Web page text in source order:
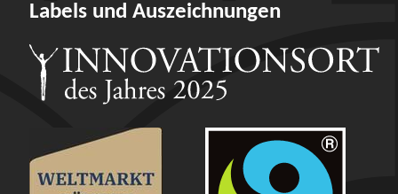
Labels und Auszeichnungen